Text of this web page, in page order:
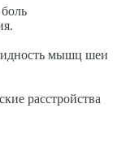
мышц шеи
расстрой­ства